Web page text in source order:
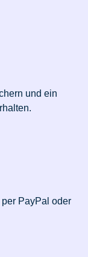
und ein
PayPal oder